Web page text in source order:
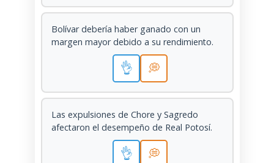
Bolívar debería haber ganado con un
margen mayor debido a su rendimiento.
👌 💭
Las expulsiones de Chore y Sagredo
afectaron el desempeño de Real Potosí.
👌 💭